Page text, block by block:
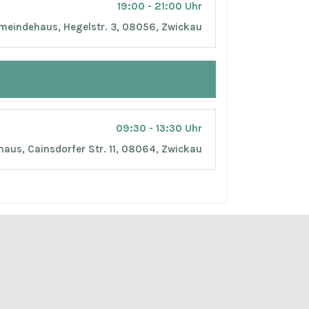
19:00 - 21:00 Uhr
Hegelstr. 3, 08056, Zwickau
09:30 - 13:30 Uhr
Cainsdorfer Str. 11, 08064, Zwickau